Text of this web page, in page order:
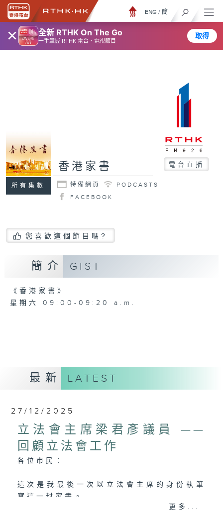
× 全新 RTHK On The Go
一手掌握 RTHK 電台、電視節目
取得
ENG / 簡
所有集數
香港家書 電台直播
特備網頁
PODCASTS
FACEBOOK
您喜歡這個節目嗎?
簡介 GIST
《香港家書》
星期六 09:00-09:20 a.m.
最新 LATEST
27/12/2025
立法會主席梁君彥議員 ——
回顧立法會工作
各位市民：
這次是我最後一次以立法會主席的身份執筆
寫這一封家書。
幾天後，我將會卸下肩負了21年的議員職
更多...